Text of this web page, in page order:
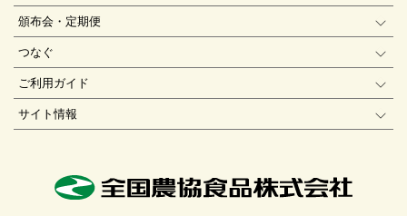
頒布会・定期便
つなぐ
ご利用ガイド
サイト情報